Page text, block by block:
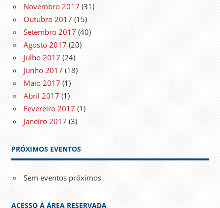
Novembro 2017 (31)
Outubro 2017 (15)
Setembro 2017 (40)
Agosto 2017 (20)
Julho 2017 (24)
Junho 2017 (18)
Maio 2017 (1)
Abril 2017 (1)
Fevereiro 2017 (1)
Janeiro 2017 (3)
PRÓXIMOS EVENTOS
Sem eventos próximos
ACESSO À ÁREA RESERVADA